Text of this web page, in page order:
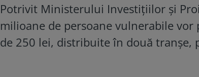
Potrivit Ministerului Investițiilor și
milioane de persoane vulnerabile
de 250 lei, distribuite în două tranșe,